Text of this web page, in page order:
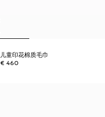
儿童印花棉质毛巾
€ 460